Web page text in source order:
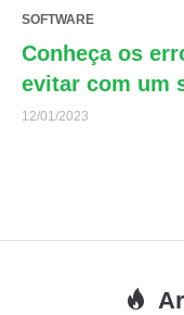
SOFTWARE
Conheça os
evitar com um
12/01/2023